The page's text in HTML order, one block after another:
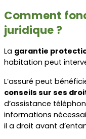
Comment
juridique ?
La garantie
habitation peut
L’assuré peut
conseils sur ses
d’assistance
informations
il a droit avant